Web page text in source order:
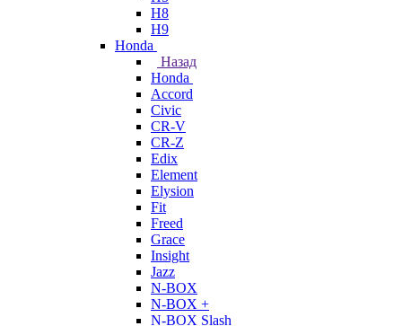
H8
H9
Honda
Назад
Honda
Accord
Civic
CR-V
CR-Z
Edix
Element
Elysion
Fit
Freed
Grace
Insight
Jazz
N-BOX
N-BOX +
N-BOX Slash